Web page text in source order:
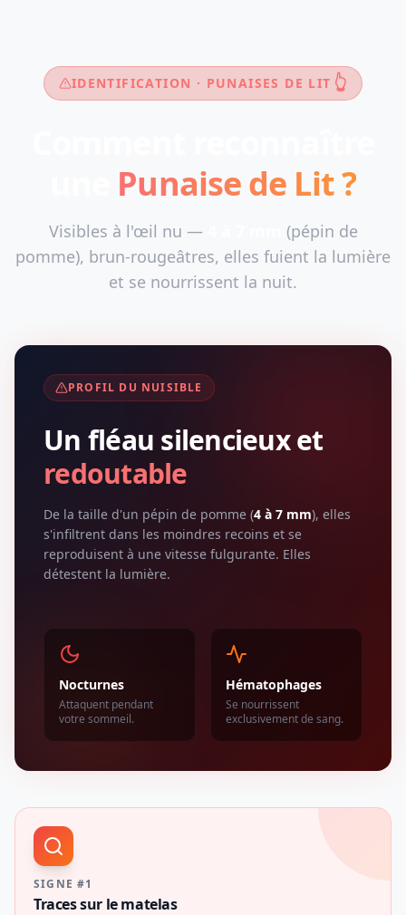
IDENTIFICATION · PUNAISES DE LIT 👆
Punaise de Lit ?
Visibles à l'œil nu —
(pépin de
pomme), brun-rougeâtres, elles fuient la lumière
et se nourrissent la nuit.
PROFIL DU NUISIBLE
Un fléau silencieux et
redoutable
De la taille d'un pépin de pomme (4 à 7 mm), elles
s'infiltrent dans les moindres recoins et se
reproduisent à une vitesse fulgurante. Elles
détestent la lumière.
Nocturnes
Attaquent pendant
votre sommeil.
Hématophages
Se nourrissent
exclusivement de sang.
SIGNE #1
Traces sur le matelas